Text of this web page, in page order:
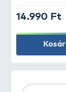
14.990 Ft